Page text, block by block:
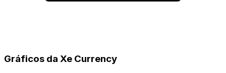
Gráficos da Xe Currency